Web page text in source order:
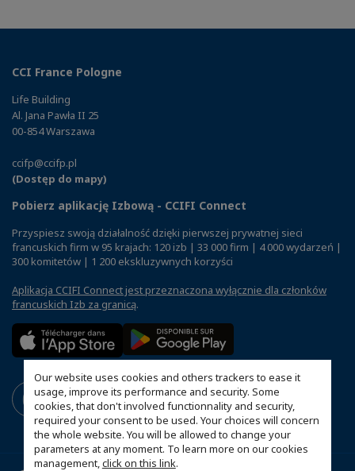
Our website uses cookies and others trackers to ease it
usage, improve its performance and security. Some
cookies, that don't involved functionnality and security,
required your consent to be used. Your choices will concern
the whole website. You will be allowed to change your
parameters at any moment. To learn more on our cookies
management,click on this link.
CCI France Pologne
Life Building
Al. Jana Pawła II 25
00-854 Warszawa
ccifp@ccifp.pl
(Dostęp do mapy)
Pobierz aplikację Izbową - CCIFI Connect
Przyspiesz swoją działalność dzięki pierwszej prywatnej sieci
francuskich firm w 95 krajach: 120 izb | 33 000 firm | 4 000 wydarzeń |
300 komitetów | 1 200 ekskluzywnych korzyści
Aplikacja CCIFI Connect jest przeznaczona wyłącznie dla członków
francuskich Izb za granicą.